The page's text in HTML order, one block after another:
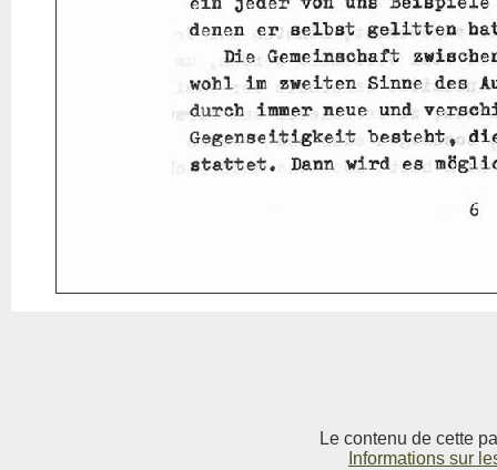
Le contenu de cette
Informations sur